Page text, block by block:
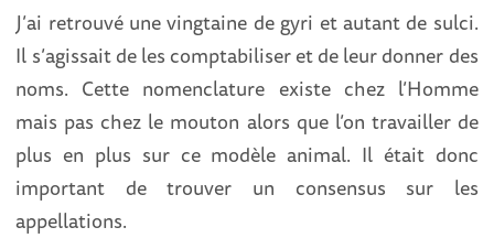
J’ai retrouvé une vingtaine de gyri et autant de sulci.
Il s’agissait de les comptabiliser et de leur donner des
noms. Cette nomenclature existe chez l’Homme
mais pas chez le mouton alors que l’on travailler de
plus en plus sur ce modèle animal. Il était donc
important de trouver un consensus sur les
appellations.